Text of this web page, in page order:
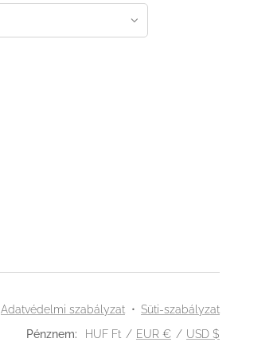
Adatvédelmi szabályzat
Süti-szabályzat
Pénznem
HUF Ft EUR € USD $